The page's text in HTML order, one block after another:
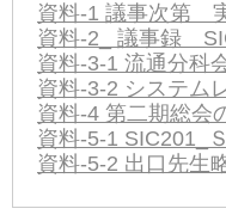
資料-1 議事次第
資料-2_ 議事録
資料-3-1 流通分科
資料-3-2 システム
資料-4 第二期総会
資料-5-1 SIC201_
資料-5-2 出口先生